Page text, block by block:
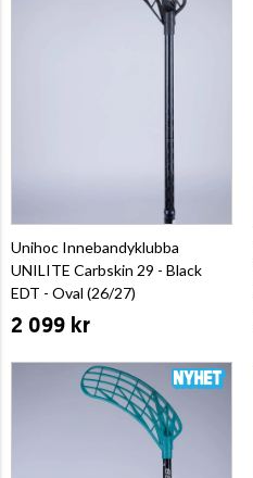
Unihoc Innebandyklubba
UNILITE Carbskin 29 - Black
EDT - Oval (26/27)
2 099 kr